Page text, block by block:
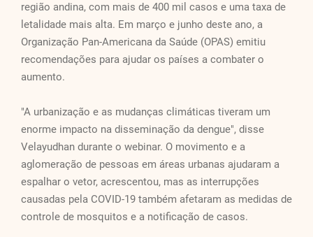
região andina, com mais de 400 mil casos e uma taxa de
letalidade mais alta. Em março e junho deste ano, a
Organização Pan-Americana da Saúde (OPAS) emitiu
recomendações para ajudar os países a combater o
aumento.
"A urbanização e as mudanças climáticas tiveram um
enorme impacto na disseminação da dengue", disse
Velayudhan durante o webinar. O movimento e a
aglomeração de pessoas em áreas urbanas ajudaram a
espalhar o vetor, acrescentou, mas as interrupções
causadas pela COVID-19 também afetaram as medidas de
controle de mosquitos e a notificação de casos.